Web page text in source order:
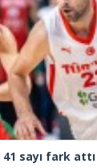
sayı fark attı